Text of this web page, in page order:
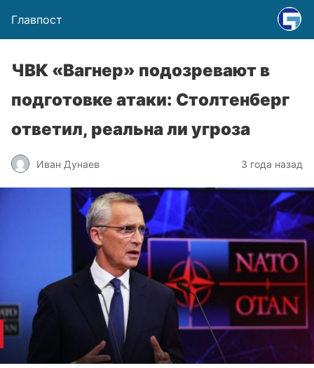
Главпост
ЧВК «Вагнер» подозревают в
подготовке атаки: Столтенберг
ответил, реальна ли угроза
Иван Дунаев 3 года назад